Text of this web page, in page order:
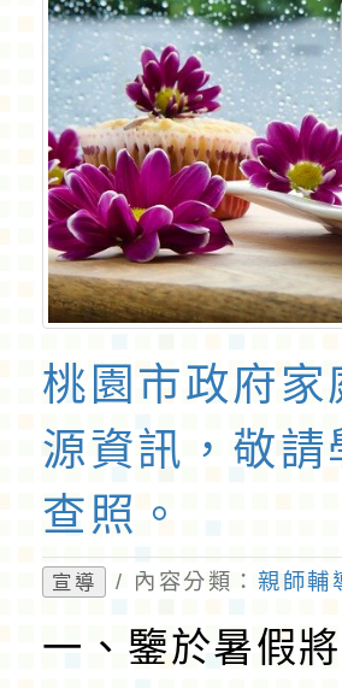
桃園市政府
源資訊，敬
查照。
宣導 / 內容分類：親師輔
一、鑒於暑假